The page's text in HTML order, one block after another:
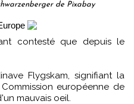
de Pixabay
Flygskam, signifiant la
européenne de
mauvais oeil.